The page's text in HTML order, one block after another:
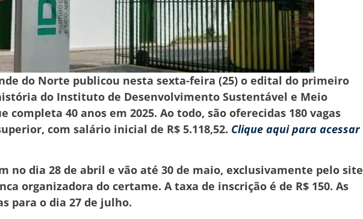
do Norte publicou nesta sexta-feira (25) o edital do primeiro
do Instituto de Desenvolvimento Sustentável e Meio
completa 40 anos em 2025. Ao todo, são oferecidas 180 vagas
com salário inicial de R$ 5.118,52. Clique aqui para acessar
no dia 28 de abril e vão até 30 de maio, exclusivamente pelo site
organizadora do certame. A taxa de inscrição é de R$ 150. As
para o dia 27 de julho.